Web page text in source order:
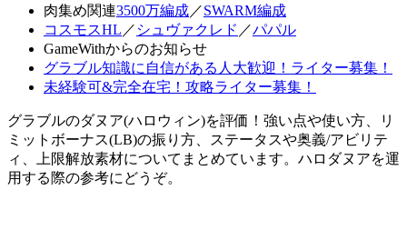
肉集め関連3500万編成／SWARM編成
コスモスHL ／ シュヴァクレド ／パパル
GameWithからのお知らせ
グラブル知識に自信がある人大歓迎！ライター募集！
未経験可&完全在宅！攻略ライター募集！
グラブルのダヌア(ハロウィン)を評価！強い点や使い方、リ
ミットボーナス(LB)の振り方、ステータスや奥義/アビリテ
ィ、上限解放素材についてまとめています。ハロダヌアを運
用する際の参考にどうぞ。